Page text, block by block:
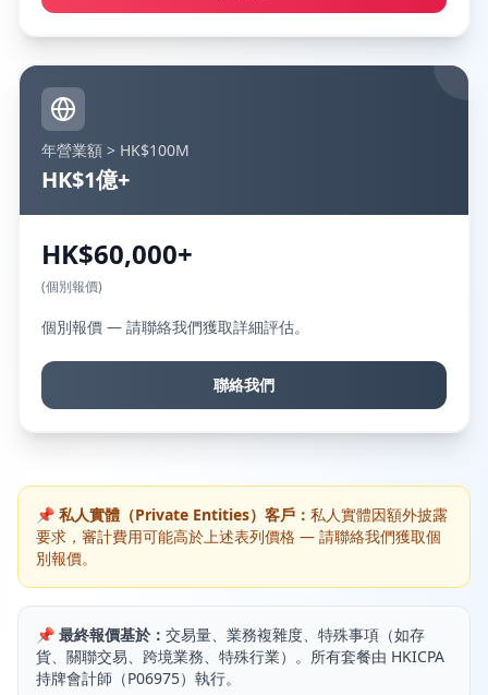
年營業額 > HK$100M
HK$1億+
HK$60,000+
(個別報價)
個別報價 — 請聯絡我們獲取詳細評估。
聯絡我們
📌 私人實體（Private Entities）客戶： 私人實體因額外披露
要求，審計費用可能高於上述表列價格 — 請聯絡我們獲取個
別報價。
📌 最終報價基於： 交易量、業務複雜度、特殊事項（如存
貨、關聯交易、跨境業務、特殊行業）。所有套餐由 HKICPA
持牌會計師（P06975）執行。